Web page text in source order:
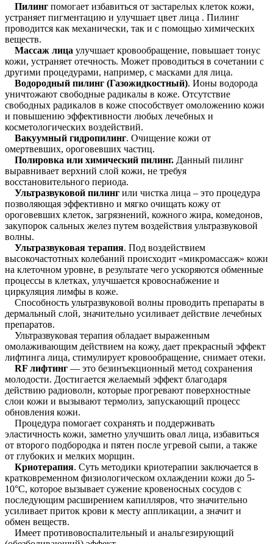
Пилинг помогает избавиться от застарелых клеток кожи,
устраняет пигментацию и улучшает цвет лица . Пилинг
проводится как механически, так и с помощью химических
веществ.
Массаж лица улучшает кровообращение, повышает тонус
кожи, устраняет отечность. Может проводиться в сочетании с
другими процедурами, например, с масками для лица.
Водородный пилинг (Газожидкостный). Ионы водорода
уничтожают свободные радикалы в коже. Отсутствие
свободных радикалов в коже способствует омоложению кожи
и повышению эффективности любых лечебных и
косметологических воздействий.
Вакуумный гидропилинг. Очищение кожи от
омертвевших, ороговевших частиц.
Полировка или химический пилинг. Данный пилинг
выравнивает верхний слой кожи, не требуя
восстановительного периода.
Ультразвуковой пилинг или чистка лица – это процедура
позволяющая эффективно и мягко очищать кожу от
ороговевших клеток, загрязнений, кожного жира, комедонов,
закупорок сальных желез путем воздействия ультразвуковой
волны.
Ультразвуковая терапия. Под воздействием
высокочастотных колебаний происходит «микромассаж» кожи
на клеточном уровне, в результате чего ускоряются обменные
процессы в клетках, улучшается кровоснабжение и
циркуляция лимфы в коже.
Способность ультразвуковой волны проводить препараты в
дермальный слой, значительно усиливает действие лечебных
препаратов.
Ультразвуковая терапия обладает выраженным
омолаживающим действием на кожу, дает прекрасный эффект
лифтинга лица, стимулирует кровообращение, снимает отеки.
RF лифтинг — это безинъекционный метод сохранения
молодости. Достигается желаемый эффект благодаря
действию радиоволн, которые прогревают поверхностные
слои кожи и вызывают термолиз, запускающий процесс
обновления кожи.
Процедура помогает сохранять и поддерживать
эластичность кожи, заметно улучшить овал лица, избавиться
от второго подбородка и пятен после угревой сыпи, а также
от глубоких и мелких морщин.
Криотерапия. Суть методики криотерапии заключается в
кратковременном физиологическом охлаждении кожи до 5-
10°С, которое вызывает сужение кровеносных сосудов с
последующим расширением капилляров, что значительно
усиливает приток крови к месту аппликации, а значит и
обмен веществ.
Имеет противовоспалительный и анальгезирующий